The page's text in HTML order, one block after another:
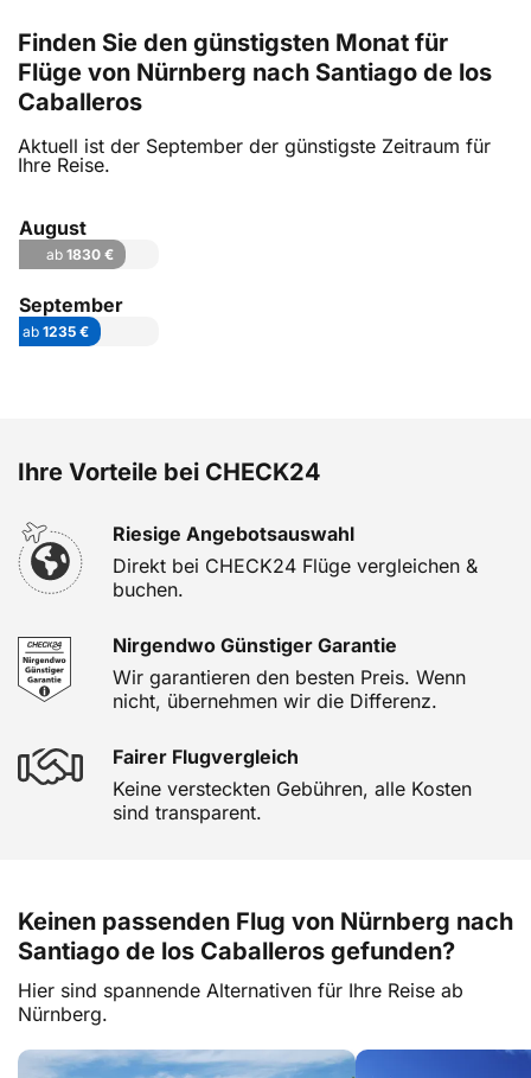
Finden Sie den günstigsten Monat für
Flüge von Nürnberg nach Santiago de los
Caballeros
Aktuell ist der September der günstigste Zeitraum für
Ihre Reise.
August
ab 1830 €
September
ab 1235 €
Ihre Vorteile bei CHECK24
Riesige Angebotsauswahl
Direkt bei CHECK24 Flüge vergleichen &
buchen.
Nirgendwo Günstiger Garantie
Wir garantieren den besten Preis. Wenn
nicht, übernehmen wir die Differenz.
Fairer Flugvergleich
Keine versteckten Gebühren, alle Kosten
sind transparent.
Keinen passenden Flug von Nürnberg nach
Santiago de los Caballeros gefunden?
Hier sind spannende Alternativen für Ihre Reise ab
Nürnberg.